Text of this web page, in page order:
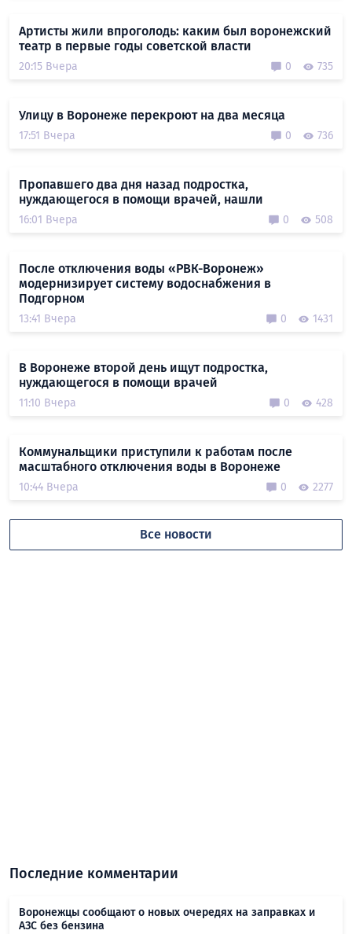
Артисты жили впроголодь: каким был воронежский
театр в первые годы советской власти
20:15 Вчера 0 735
Улицу в Воронеже перекроют на два месяца
17:51 Вчера 0 736
Пропавшего два дня назад подростка,
нуждающегося в помощи врачей, нашли
16:01 Вчера 0 508
После отключения воды «РВК-Воронеж»
модернизирует систему водоснабжения в
Подгорном
13:41 Вчера 0 1431
В Воронеже второй день ищут подростка,
нуждающегося в помощи врачей
11:10 Вчера 0 428
Коммунальщики приступили к работам после
масштабного отключения воды в Воронеже
10:44 Вчера 0 2277
Все новости
Последние комментарии
Воронежцы сообщают о новых очередях на заправках и
АЗС без бензина